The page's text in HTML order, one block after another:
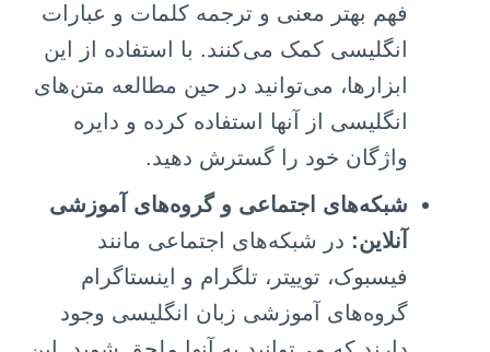
فهم بهتر معنی و ترجمه کلمات و عبارات
انگلیسی کمک می‌کنند. با استفاده از این
ابزارها، می‌توانید در حین مطالعه متن‌های
انگلیسی از آنها استفاده کرده و دایره
واژگان خود را گسترش دهید.
شبکه‌های اجتماعی و گروه‌های آموزشی
آنلاین: در شبکه‌های اجتماعی مانند
فیسبوک، توییتر، تلگرام و اینستاگرام
گروه‌های آموزشی زبان انگلیسی وجود